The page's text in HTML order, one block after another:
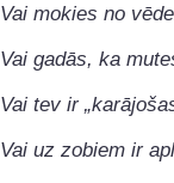
Vai mokies no
Vai gadās, ka
Vai tev ir
Vai uz zobiem ir